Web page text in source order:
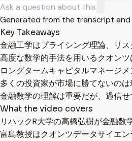
Generated from the transcript
Key Takeaways
金融工学はプライシング理論、リ
高度な数学的手法を用いるクオン
ロングタームキャピタルマネージ
多くの投資家が市場に勝てないの
金融数学の理解は重要だが、過信せ
What the video covers
リハックR大学の高橋弘樹が金融数
富島教授はクオンツデータサイエ